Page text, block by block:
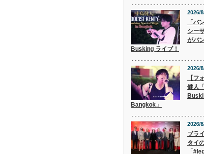
2026/
「バ
シー
がバ
Busking ライブ！
2026/
【フ
健人
Bangkok」
2026/
ブラ
タイ
「